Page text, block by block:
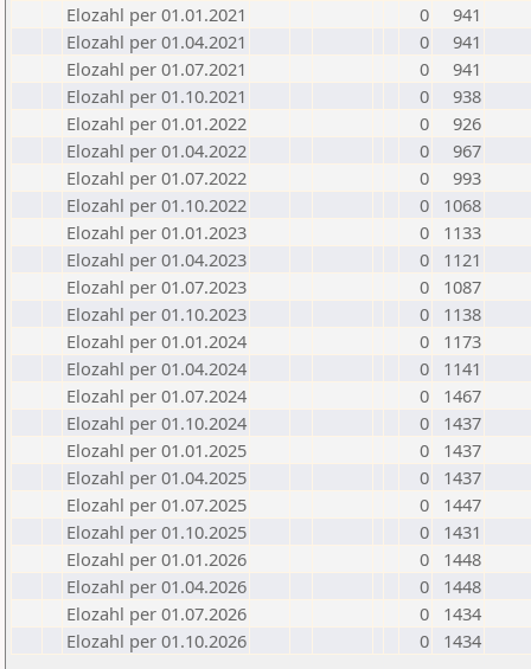
Elozahl per 01.01.2021
0
941
Elozahl per 01.04.2021
0
941
Elozahl per 01.07.2021
0
941
Elozahl per 01.10.2021
0
938
Elozahl per 01.01.2022
0
926
Elozahl per 01.04.2022
0
967
Elozahl per 01.07.2022
0
993
Elozahl per 01.10.2022
0
1068
Elozahl per 01.01.2023
0
1133
Elozahl per 01.04.2023
0
1121
Elozahl per 01.07.2023
0
1087
Elozahl per 01.10.2023
0
1138
Elozahl per 01.01.2024
0
1173
Elozahl per 01.04.2024
0
1141
Elozahl per 01.07.2024
0
1467
Elozahl per 01.10.2024
0
1437
Elozahl per 01.01.2025
0
1437
Elozahl per 01.04.2025
0
1437
Elozahl per 01.07.2025
0
1447
Elozahl per 01.10.2025
0
1431
Elozahl per 01.01.2026
0
1448
Elozahl per 01.04.2026
0
1448
Elozahl per 01.07.2026
0
1434
Elozahl per 01.10.2026
0 1434